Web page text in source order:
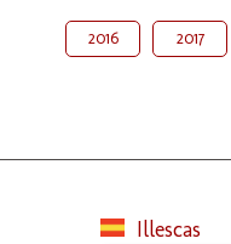
2016 2017
Illescas